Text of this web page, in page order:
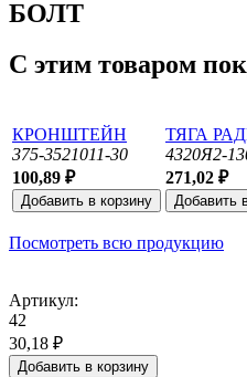
БОЛТ
С этим товаром
КРОНШТЕЙН
375-3521011-30
100,89 ₽
ТЯГА
4320Я2-
271,02 ₽
Посмотреть всю продукцию
Артикул:
42
30,18 ₽